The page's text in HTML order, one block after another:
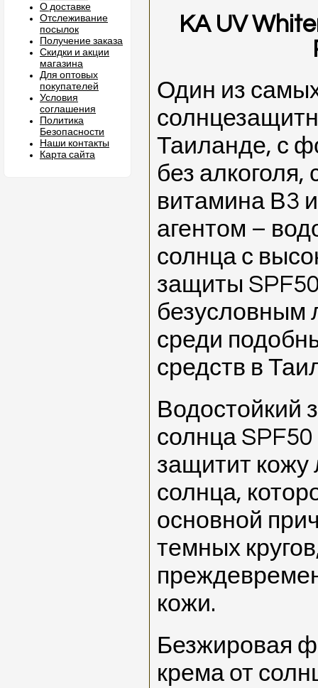
О доставке
Отслеживание
посылок
Получение заказа
Скидки и акции
магазина
Для оптовых
покупателей
Условия
соглашения
Политика
Безопасности
Наши контакты
Карта сайта
KA UV
Один из
Таиланде, с
без
витамина В3
агентом –
солнца с
защиты
безусловным
среди
средств в
Водостойкий
солнца
защитит кожу
солнца,
основной
темных
кожи.
Безжировая
крема от